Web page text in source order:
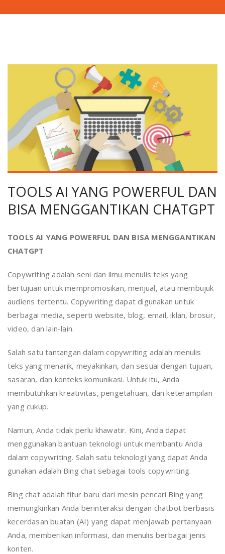
TOOLS AI YANG POWERFUL DAN
BISA MENGGANTIKAN CHATGPT
TOOLS AI YANG POWERFUL DAN BISA MENGGANTIKAN
CHATGPT
Copywriting adalah seni dan ilmu menulis teks yang
bertujuan untuk mempromosikan, menjual, atau membujuk
audiens tertentu. Copywriting dapat digunakan untuk
berbagai media, seperti website, blog, email, iklan, brosur,
video, dan lain-lain.
Salah satu tantangan dalam copywriting adalah menulis
teks yang menarik, meyakinkan, dan sesuai dengan tujuan,
sasaran, dan konteks komunikasi. Untuk itu, Anda
membutuhkan kreativitas, pengetahuan, dan keterampilan
yang cukup.
Namun, Anda tidak perlu khawatir. Kini, Anda dapat
menggunakan bantuan teknologi untuk membantu Anda
dalam copywriting. Salah satu teknologi yang dapat Anda
gunakan adalah Bing chat sebagai tools copywriting.
Bing chat adalah fitur baru dari mesin pencari Bing yang
memungkinkan Anda berinteraksi dengan chatbot berbasis
kecerdasan buatan (AI) yang dapat menjawab pertanyaan
Anda, memberikan informasi, dan menulis berbagai jenis
konten.